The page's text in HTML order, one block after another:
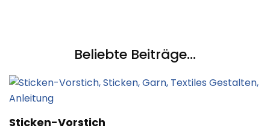
Beliebte Beiträge...
Sticken-Vorstich